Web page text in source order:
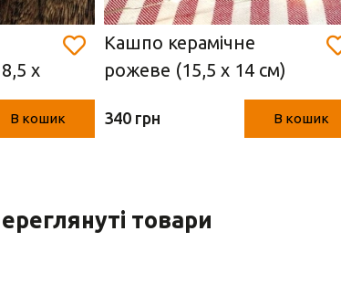
х
В кошик
Кашпо керамічне
рожеве (15,5 х 14 см)
340 грн В кошик
товари